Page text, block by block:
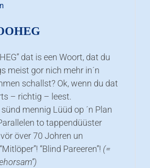
dat is een Woort, dat du
meist gor nich mehr in´n
schallst? Ok, wenn du dat
– richtig – leest.
mennig Lüüd op ´n Plan
to tappendüüster
över 70 Johren un
“Blind Pareeren”! (=